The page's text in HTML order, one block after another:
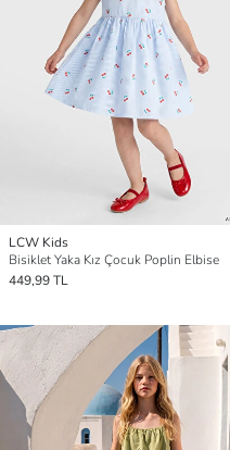
LCW Kids
Bisiklet Yaka Kız Çocuk Poplin Elbise
449,99 TL